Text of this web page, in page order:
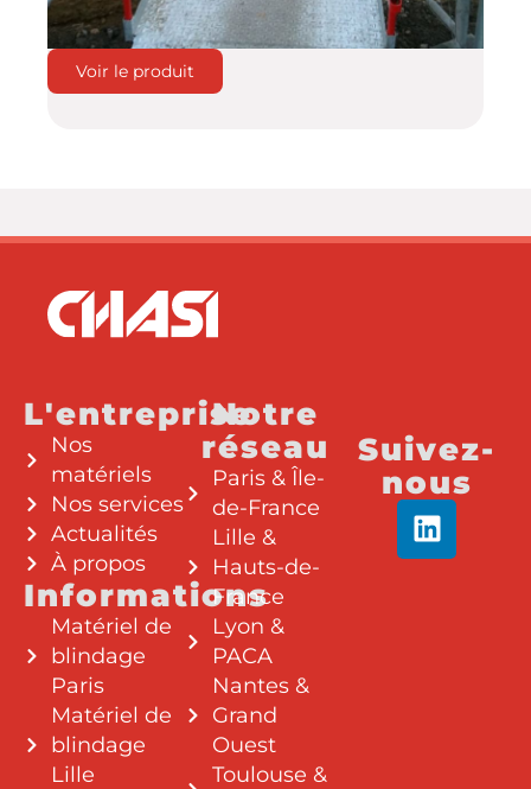
Voir le produit
L'entreprise
Nos
matériels
Nos services
Actualités
À propos
Informations
Matériel de
blindage
Paris
Matériel de
blindage
Lille
Notre
réseau
Paris & Île-
de-France
Lille &
Hauts-de-
France
Lyon &
PACA
Nantes &
Grand
Ouest
Toulouse &
Suivez-
nous